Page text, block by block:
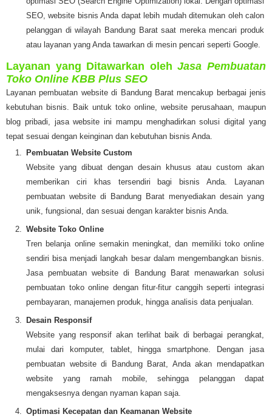
SEO, website bisnis Anda dapat lebih mudah ditemukan oleh calon
pelanggan di wilayah Bandung Barat saat mereka mencari produk
atau layanan yang Anda tawarkan di mesin pencari seperti Google.
Layanan yang Ditawarkan olehJasa Pembuatan
Toko Online KBB Plus SEO
Layanan pembuatan website di Bandung Barat mencakup berbagai jenis
kebutuhan bisnis. Baik untuk toko online, website perusahaan, maupun
blog pribadi, jasa website ini mampu menghadirkan solusi digital yang
tepat sesuai dengan keinginan dan kebutuhan bisnis Anda.
Pembuatan Website Custom
Website yang dibuat dengan desain khusus atau custom akan
memberikan ciri khas tersendiri bagi bisnis Anda. Layanan
pembuatan website di Bandung Barat menyediakan desain yang
unik, fungsional, dan sesuai dengan karakter bisnis Anda.
Website Toko Online
Tren belanja online semakin meningkat, dan memiliki toko online
sendiri bisa menjadi langkah besar dalam mengembangkan bisnis.
Jasa pembuatan website di Bandung Barat menawarkan solusi
pembuatan toko online dengan fitur-fitur canggih seperti integrasi
pembayaran, manajemen produk, hingga analisis data penjualan.
Desain Responsif
Website yang responsif akan terlihat baik di berbagai perangkat,
mulai dari komputer, tablet, hingga smartphone. Dengan jasa
pembuatan website di Bandung Barat, Anda akan mendapatkan
website yang ramah mobile, sehingga pelanggan dapat
mengaksesnya dengan nyaman kapan saja.
Optimasi Kecepatan dan Keamanan Website